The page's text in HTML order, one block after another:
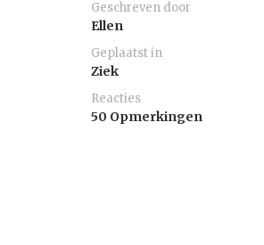
Geschreven door
Ellen
Geplaatst in
Ziek
Reacties
50 Opmerkingen